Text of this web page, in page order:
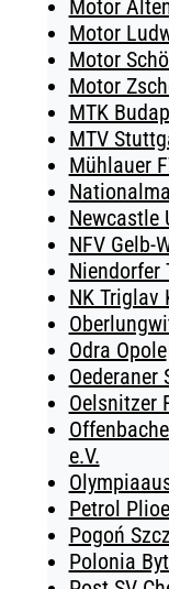
Motor
Motor
Motor
Motor
MTK
MTV
Mühlauer
Newcastle
NFV Gelb-
Niendorfer
NK Triglav
Odra Opole
Oederaner
Oelsnitzer
e.V.
Petrol
Pogoń
Polonia